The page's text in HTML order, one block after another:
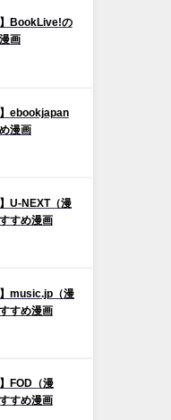
】BookLive!の
画
】ebookjapan
漫画
U-NEXT（漫
すめ漫画
】music.jp（漫
すめ漫画
FOD（漫
すめ漫画